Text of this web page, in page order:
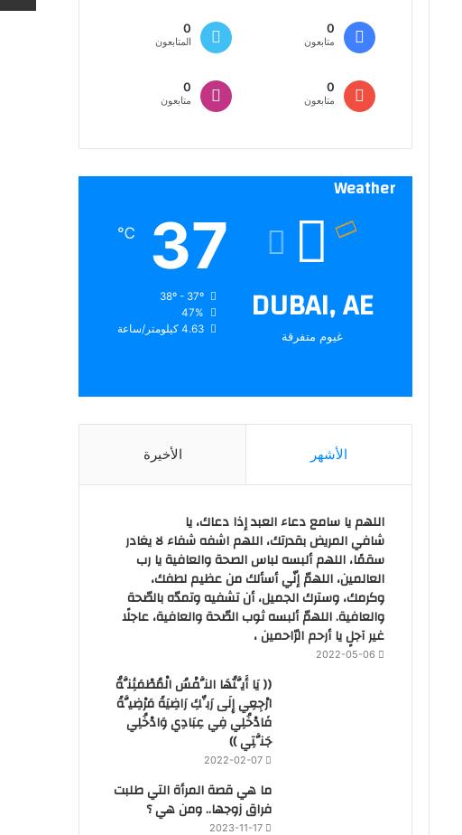
0
متابعون
0
المتابعون
0
متابعون
0
متابعون
Weather
DUBAI, AE
غيوم متفرقة
37
℃
38º - 37º
47%
4.63 كيلومتر/ساعة
الأشهر الأخيرة
اللهم يا سامع دعاء العبد إذا دعاك، يا
شافي المريض بقدرتك، اللهم اشفه شفاء لا يغادر
سقمًا، اللهم ألبسه لباس الصحة والعافية يا رب
العالمين، اللهمّ إنّي أسألك من عظيم لطفك،
وكرمك، وسترك الجميل، أن تشفيه وتمدّه بالصّحة
والعافية. اللهمّ ألبسه ثوب الصّحة والعافية، عاجلًا
غير آجلٍ يا أرحم الرّاحمين ،
2022-05-06
(( يَا أَيَّتُهَا النَّفْسُ الْمُطْمَئِنَّةُ
ارْجِعِي إِلَى رَبِّكِ رَاضِيَةً مَرْضِيَّةً
فَادْخُلِي فِي عِبَادِي وَادْخُلِي
جَنَّتِي ))
2022-02-07
ما هي قصة المرأة التي طلبت
فراق زوجها.. ومن هي ؟
2023-11-17